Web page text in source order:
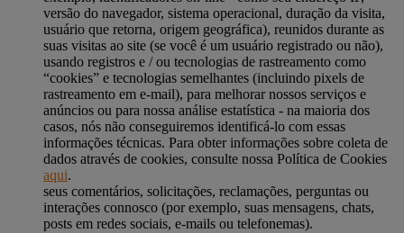
versão do navegador, sistema operacional, duração da visita,
usuário que retorna, origem geográfica), reunidos durante as
suas visitas ao site (se você é um usuário registrado ou não),
usando registros e / ou tecnologias de rastreamento como
“cookies” e tecnologias semelhantes (incluindo pixels de
rastreamento em e-mail), para melhorar nossos serviços e
anúncios ou para nossa análise estatística - na maioria dos
casos, nós não conseguiremos identificá-lo com essas
informações técnicas. Para obter informações sobre coleta de
dados através de cookies, consulte nossa Política de Cookies
aqui.
seus comentários, solicitações, reclamações, perguntas ou
interações connosco (por exemplo, suas mensagens, chats,
posts em redes sociais, e-mails ou telefonemas).